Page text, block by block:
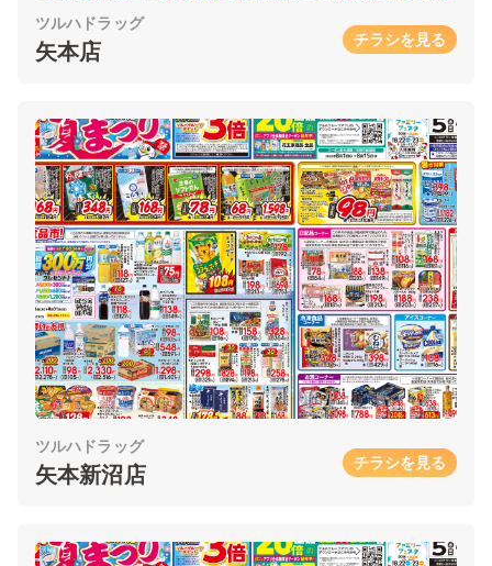
ツルハドラッグ
矢本店 チラシを見る
ツルハドラッグ
矢本新沼店 チラシを見る